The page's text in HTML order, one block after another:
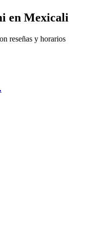
en Mexicali
reseñas y horarios